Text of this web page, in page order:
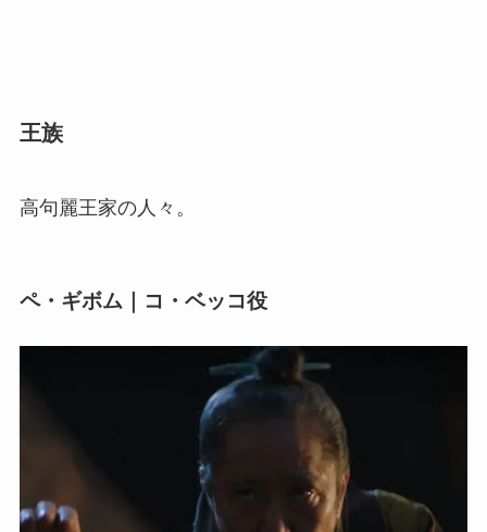
王族
高句麗王家の人々。
ペ・ギボム｜コ・ベッコ役